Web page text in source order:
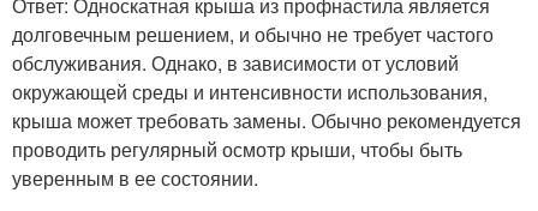
долговечным решением, и обычно не требует частого
обслуживания. Однако, в зависимости от условий
окружающей среды и интенсивности использования,
крыша может требовать замены. Обычно рекомендуется
проводить регулярный осмотр крыши, чтобы быть
уверенным в ее состоянии.